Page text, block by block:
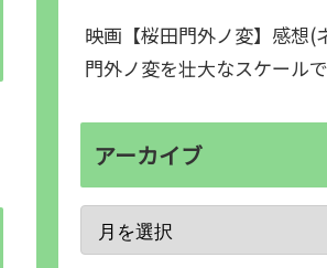
映画【桜田門外ノ変】感想(
門外ノ変を壮大なスケール
アーカイブ